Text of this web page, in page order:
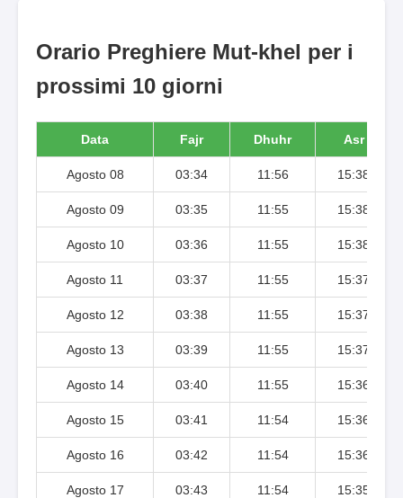
Orario Preghiere Mut-khel per i
prossimi 10 giorni
Data Fajr Dhuhr Asr
Agosto 08 03:34 11:56 15:38
Agosto 09 03:35 11:55 15:38
Agosto 10 03:36 11:55 15:38
Agosto 11 03:37 11:55 15:37
Agosto 12 03:38 11:55 15:37
Agosto 13 03:39 11:55 15:37
Agosto 14 03:40 11:55 15:36
Agosto 15 03:41 11:54 15:36
Agosto 16 03:42 11:54 15:36
Agosto 17 03:43 11:54 15:35